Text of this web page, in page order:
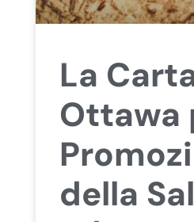
La
Ottawa
della